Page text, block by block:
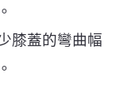
膝蓋的彎曲幅